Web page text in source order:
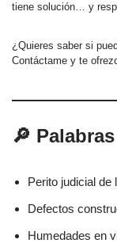
tiene solución… y
¿Quieres saber si
Contáctame y te
🔎
Perito judicial de
Defectos
Humedades en